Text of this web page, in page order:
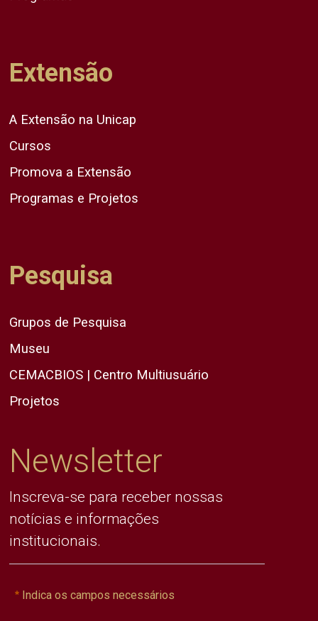
Extensão
A Extensão na Unicap
Cursos
Promova a Extensão
Programas e Projetos
Pesquisa
Grupos de Pesquisa
Museu
CEMACBIOS | Centro Multiusuário
Projetos
Newsletter
Inscreva-se para receber nossas
notícias e informações
institucionais.
Indica os campos necessários